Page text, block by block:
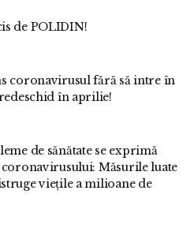
de POLIDIN!
coronavirusul fără să intre în
în aprilie!
de sănătate se exprimă
Măsurile luate
viețile a milioane de